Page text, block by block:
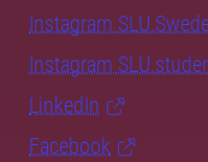
Instagram
Instagram
LinkedIn
Facebook